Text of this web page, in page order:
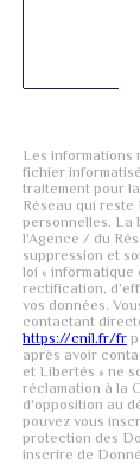
Les informations
fichier
traitement pour
Réseau qui reste
personnelles. La
l'Agence / du
suppression et
loi « informatique
rectification,
vos données.
contactant
https://cnil.fr/fr
après avoir
et Libertés » ne
réclamation à la
d'opposition au
pouvez vous
protection des
inscrire de